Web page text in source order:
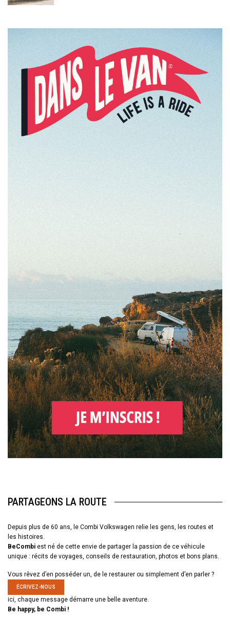
PARTAGEONS LA ROUTE
Depuis plus de 60 ans, le Combi Volkswagen relie les gens, les routes et
les histoires.
BeCombi est né de cette envie de partager la passion de ce véhicule
unique : récits de voyages, conseils de restauration, photos et bons plans.
Vous rêvez d’en posséder un, de le restaurer ou simplement d’en parler ?
ÉCRIVEZ-NOUS
ici, chaque message démarre une belle aventure.
Be happy, be Combi !